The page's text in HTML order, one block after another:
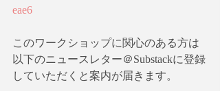
eae6
このワークショップに関心のある方は
以下のニュースレター＠Substackに登録
していただくと案内が届きます。